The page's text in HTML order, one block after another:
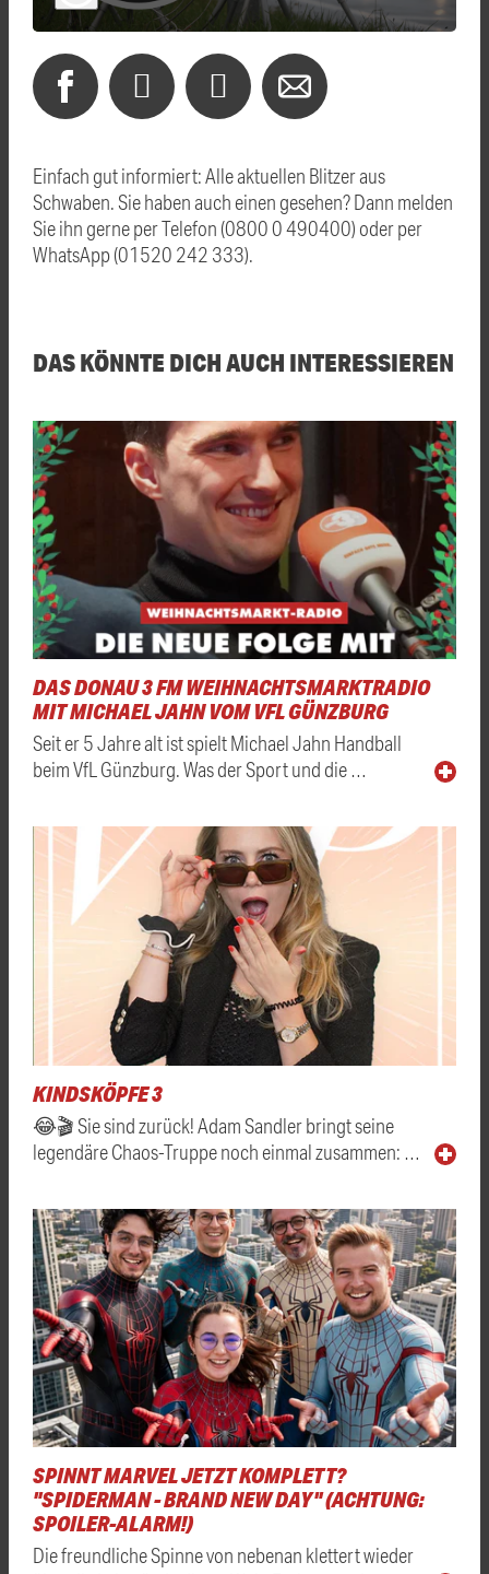
Einfach gut informiert: Alle aktuellen Blitzer aus
Schwaben. Sie haben auch einen gesehen? Dann melden
Sie ihn gerne per Telefon (0800 0 490400) oder per
WhatsApp (01520 242 333).
DAS KÖNNTE DICH AUCH INTERESSIEREN
DAS DONAU 3 FM WEIHNACHTSMARKTRADIO
MIT MICHAEL JAHN VOM VFL GÜNZBURG
Seit er 5 Jahre alt ist spielt Michael Jahn Handball
beim VfL Günzburg. Was der Sport und die …
KINDSKÖPFE 3
😂🎬 Sie sind zurück! Adam Sandler bringt seine
legendäre Chaos-Truppe noch einmal zusammen: …
SPINNT MARVEL JETZT KOMPLETT?
"SPIDERMAN - BRAND NEW DAY" (ACHTUNG:
SPOILER-ALARM!)
Die freundliche Spinne von nebenan klettert wieder